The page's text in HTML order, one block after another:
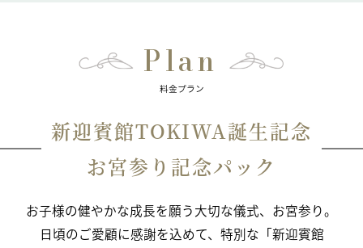
Plan
料金プラン
新迎賓館TOKIWA誕生記念
お宮参り記念パック
お子様の健やかな成長を願う大切な儀式、お宮参り。
日頃のご愛顧に感謝を込めて、特別な「新迎賓館